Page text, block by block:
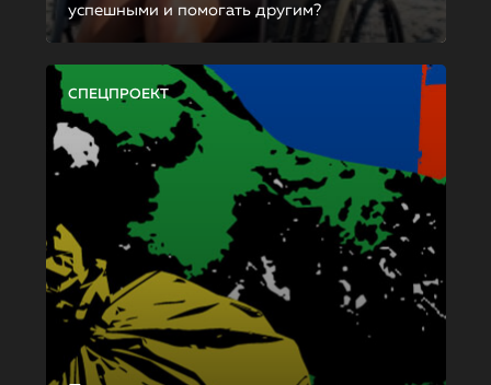
успешными и помогать другим?
СПЕЦПРОЕКТ